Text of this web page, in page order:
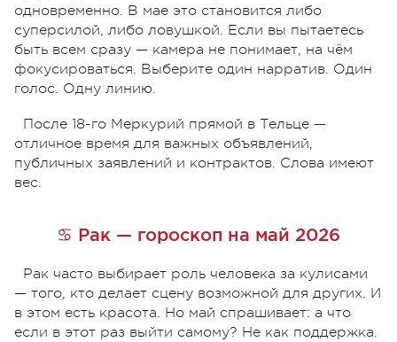
одновременно. В мае это становится либо
суперсилой, либо ловушкой. Если вы пытаетесь
быть всем сразу — камера не понимает, на чём
фокусироваться. Выберите один нарратив. Один
голос. Одну линию.
После 18-го Меркурий прямой в Тельце —
отличное время для важных объявлений,
публичных заявлений и контрактов. Слова имеют
вес.
♋ Рак — гороскоп на май 2026
Рак часто выбирает роль человека за кулисами
— того, кто делает сцену возможной для других. И
в этом есть красота. Но май спрашивает: а что
если в этот раз выйти самому? Не как поддержка.